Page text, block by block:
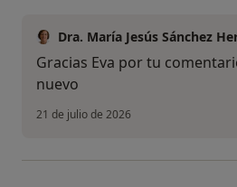
Dra. María Jesús Sánchez
Gracias Eva por tu
nuevo
21 de julio de 2026